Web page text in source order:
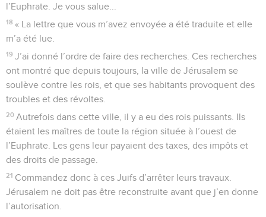
l’Euphrate. Je vous salue...
18 « La lettre que vous m’avez envoyée a été traduite et elle
m’a été lue.
19 J’ai donné l’ordre de faire des recherches. Ces recherches
ont montré que depuis toujours, la ville de Jérusalem se
soulève contre les rois, et que ses habitants provoquent des
troubles et des révoltes.
20 Autrefois dans cette ville, il y a eu des rois puissants. Ils
étaient les maîtres de toute la région située à l’ouest de
l’Euphrate. Les gens leur payaient des taxes, des impôts et
des droits de passage.
21 Commandez donc à ces Juifs d’arrêter leurs travaux.
Jérusalem ne doit pas être reconstruite avant que j’en donne
l’autorisation.